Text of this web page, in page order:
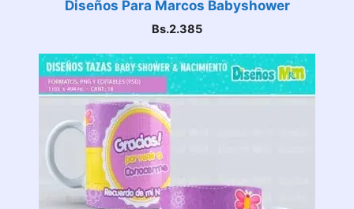
Diseños Para Marcos Babyshower
Bs.2.385